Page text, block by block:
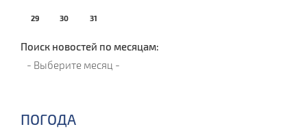
29 30 31
Поиск новостей по месяцам:
ПОГОДА